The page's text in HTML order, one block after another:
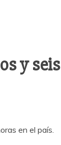
y seis
en el país.